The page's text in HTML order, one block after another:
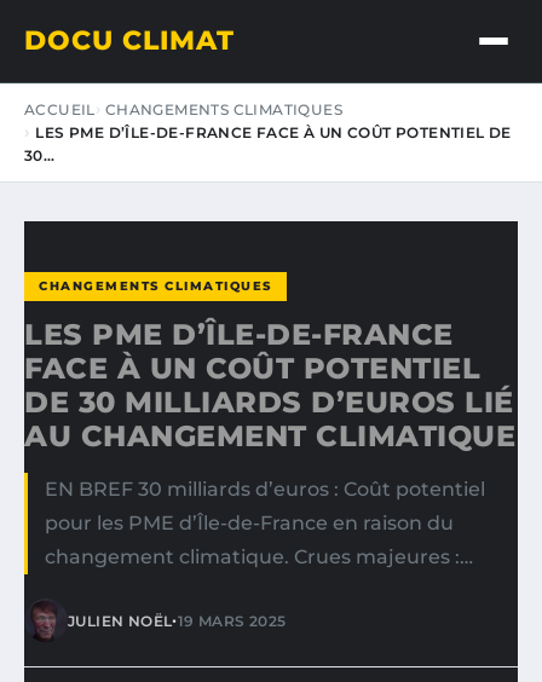
DOCU CLIMAT
ACCUEIL CHANGEMENTS CLIMATIQUES
LES PME D’ÎLE-DE-FRANCE FACE À UN COÛT POTENTIEL DE
30…
CHANGEMENTS CLIMATIQUES
LES PME D’ÎLE-DE-FRANCE
FACE À UN COÛT POTENTIEL
DE 30 MILLIARDS D’EUROS LIÉ
AU CHANGEMENT CLIMATIQUE
EN BREF 30 milliards d’euros : Coût potentiel
pour les PME d’Île-de-France en raison du
changement climatique. Crues majeures :…
JULIEN NOËL•19 MARS 2025